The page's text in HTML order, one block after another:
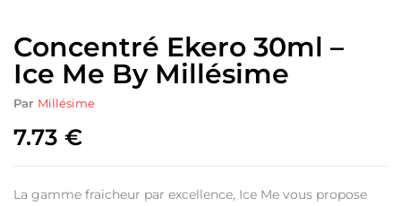
Concentré Ekero 30ml –
Ice Me By Millésime
Par Millésime
7.73 €
La gamme fraicheur par excellence, Ice Me vous propose